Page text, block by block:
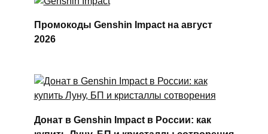
Промокоды Genshin Impact на август
2026
Донат в Genshin Impact в России: как